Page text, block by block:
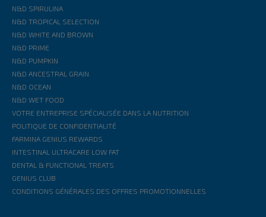
N&D SPIRULINA
N&D TROPICAL SELECTION
N&D WHITE AND BROWN
N&D PRIME
N&D PUMPKIN
N&D ANCESTRAL GRAIN
N&D OCEAN
N&D WET FOOD
VOTRE ENTREPRISE SPÉCIALISÉE DANS LA NUTRITION
POLITIQUE DE CONFIDENTIALITÉ
FARMINA GENIUS REWARDS
INTESTINAL ULTRACARE LOW FAT
DENTAL & FUNCTIONAL TREATS
GENIUS CLUB
CONDITIONS GÉNÉRALES DES OFFRES PROMOTIONNELLES